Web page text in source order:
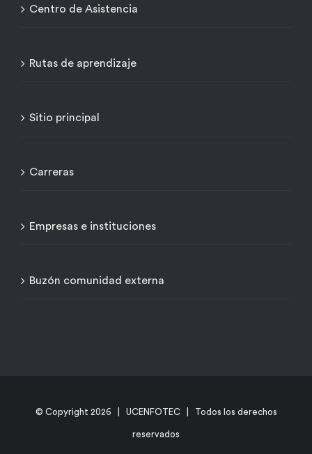
Centro de Asistencia
Rutas de aprendizaje
Sitio principal
Carreras
Empresas e instituciones
Buzón comunidad externa
© Copyright 2026 | UCENFOTEC | Todos los derechos
reservados